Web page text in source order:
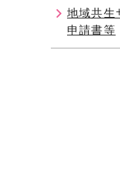
地域共生
申請書等